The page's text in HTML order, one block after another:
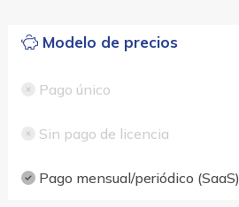
Modelo de precios
Pago único
Sin pago de licencia
Pago mensual/periódico (SaaS)